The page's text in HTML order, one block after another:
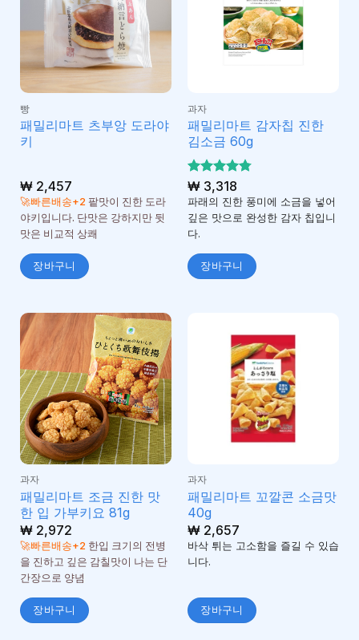
빵
패밀리마트 츠부앙 도라야
키
₩2,457
🚀빠른배송+2 팥맛이 진한 도라
야키입니다. 단맛은 강하지만 뒷
맛은 비교적 상쾌
장바구니
과자
패밀리마트 감자칩 진한
김소금 60g
5 중에서
4.75로 평
가됨
₩3,318
파래의 진한 풍미에 소금을 넣어
깊은 맛으로 완성한 감자 칩입니
다.
장바구니
과자
패밀리마트 조금 진한 맛
한 입 가부키요 81g
₩2,972
🚀빠른배송+2 한입 크기의 전병
을 진하고 깊은 감칠맛이 나는 단
간장으로 양념
장바구니
과자
패밀리마트 꼬깔콘 소금맛
40g
₩2,657
바삭 튀는 고소함을 즐길 수 있습
니다.
장바구니